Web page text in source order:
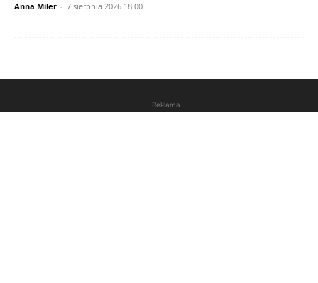
Anna Miler - 7 sierpnia 2026 18:00
Reklama